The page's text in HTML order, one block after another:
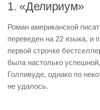
1. «Делириум»
Роман американской
переведен на 22 языка, и
первой строчке
была настолько
Голливуде, однако по
не удалось.